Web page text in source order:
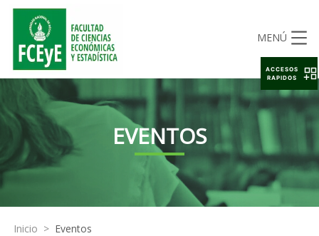
MENÚ
EVENTOS
Inicio > Eventos
ACCESOS
RAPIDOS